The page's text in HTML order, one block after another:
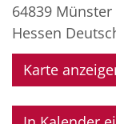
64839 Münster
Hessen
Karte